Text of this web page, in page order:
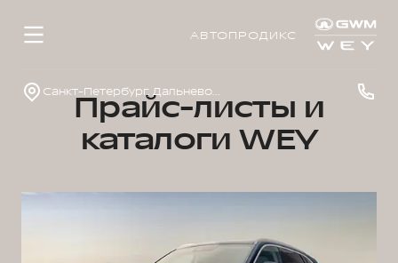
АВТОПРОДИКС
Санкт-Петербург, Дальневосточный просп., д. 41
Прайс-листы и
каталоги WEY